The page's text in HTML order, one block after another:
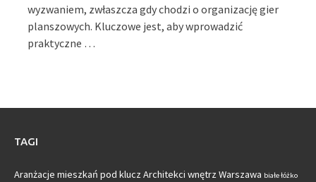
wyzwaniem, zwłaszcza gdy chodzi o organizację gier
planszowych. Kluczowe jest, aby wprowadzić
praktyczne …
TAGI
Aranżacje mieszkań pod klucz Architekci wnętrz Warszawa białe łóżko